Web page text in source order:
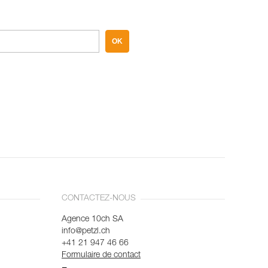
OK
CONTACTEZ-NOUS
Agence 10ch SA
info@petzl.ch
+41 21 947 46 66
Formulaire de contact